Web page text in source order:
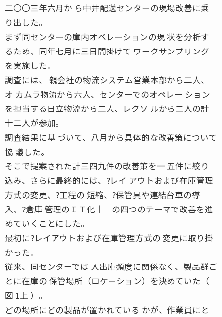
二〇〇三年六月か ら中井配送センターの現場改善に乗
り出した。
まず同センターの庫内オペレーションの現 状を分析す
るため、同年七月に三日間掛けて ワークサンプリング
を実施した。
調査には、 親会社の物流システム営業本部から二人、
オ カムラ物流から六人、センターでのオペレー ション
を担当する日立物流から二人、レクソ ルから二人の計
十二人が参加。
調査結果に基 づいて、八月から具体的な改善策について
協 議した。
そこで提案された計三四九件の改善策を一 五件に絞り
込み、さらに最終的には、?レイ アウトおよび在庫管理
方式の変更、?工程の 短縮、?保管具や連結台車の導
入、?倉庫 管理のＩＴ化││の四つのテーマで改善を進
めていくことにした。
最初に?レイアウトおよび在庫管理方式の 変更に取り掛
かった。
従来、同センターでは 入出庫頻度に関係なく、製品群ご
とに在庫の 保管場所（ロケーション）を決めていた（
図 1上 ）。
どの場所にどの製品が置かれている かが、作業員にと